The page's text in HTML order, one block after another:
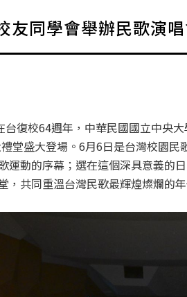
友同學會舉辦民歌演
復校64週年，中華民國國立中央
堂盛大登場。6月6日是台灣校園
運動的序幕；選在這個深具意義的
，共同重溫台灣民歌最輝煌燦爛的年